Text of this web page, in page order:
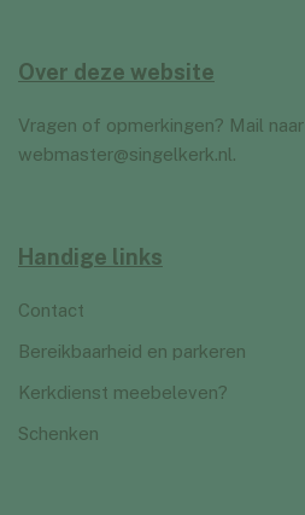
Over deze website
Vragen of opmerkingen? Mail naar
webmaster@singelkerk.nl.
Handige links
Contact
Bereikbaarheid en parkeren
Kerkdienst meebeleven?
Schenken